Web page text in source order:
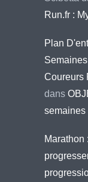
Run.fr :
Plan
Coureurs
dans
semaines
Marathon